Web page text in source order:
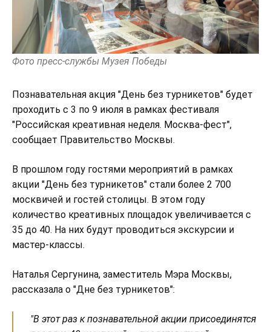
Фото пресс-службы Музея Победы
Познавательная акция "День без турникетов" будет
проходить с 3 по 9 июля в рамках фестиваля
"Российская креативная неделя. Москва-фест",
сообщает Правительство Москвы.
В прошлом году гостями мероприятий в рамках
акции "День без турникетов" стали более 2 700
москвичей и гостей столицы. В этом году
количество креативных площадок увеличивается с
35 до 40. На них будут проводиться экскурсии и
мастер-классы.
Наталья Сергунина, заместитель Мэра Москвы,
рассказала о "Дне без турникетов":
"В этот раз к познавательной акции присоединятся